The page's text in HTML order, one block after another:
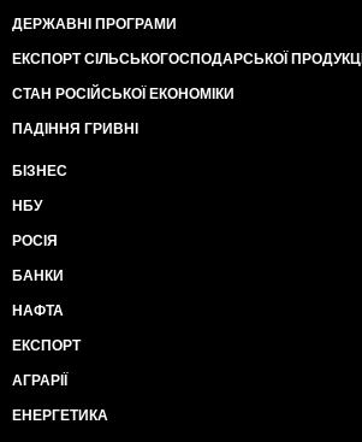
ДЕРЖАВНІ ПРОГРАМИ
ЕКСПОРТ СІЛЬСЬКОГОСПОДАРСЬКОЇ ПРОДУКЦІЇ
СТАН РОСІЙСЬКОЇ ЕКОНОМІКИ
ПАДІННЯ ГРИВНІ
БІЗНЕС
НБУ
РОСІЯ
БАНКИ
НАФТА
ЕКСПОРТ
АГРАРІЇ
ЕНЕРГЕТИКА